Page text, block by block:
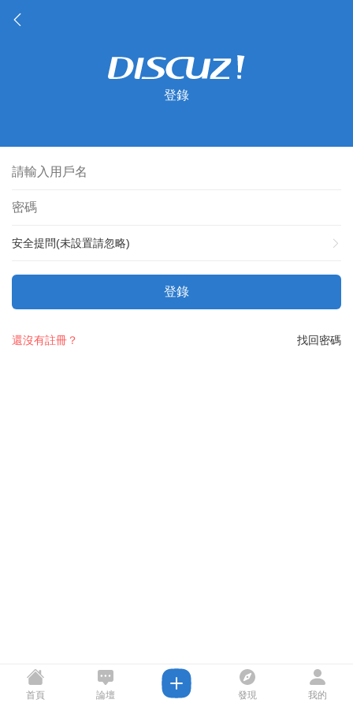
登錄
安全提問(未設置請忽略)
登錄
找回密碼
還沒有註冊？
首頁 論壇 發現 我的